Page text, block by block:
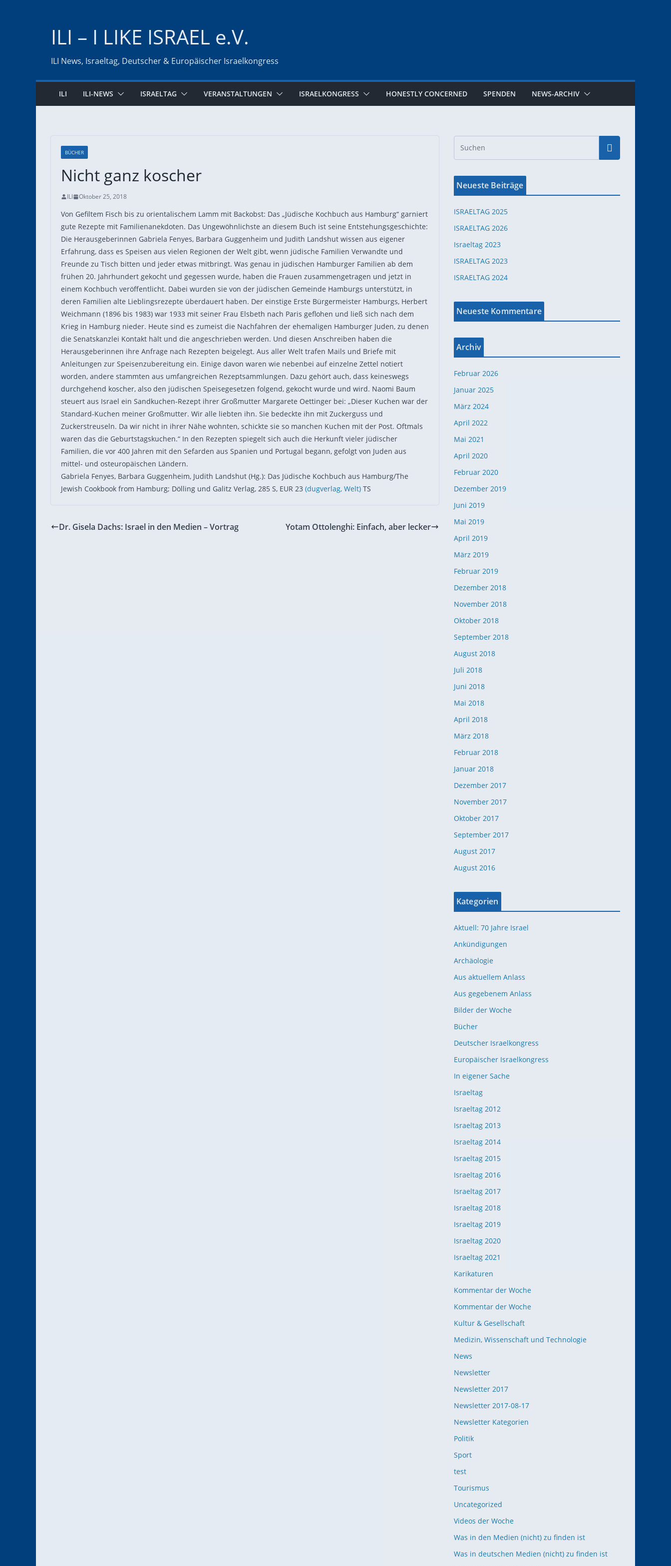
ILI – I LIKE ISRAEL e.V.
ILI News, Israeltag, Deutscher & Europäischer Israelkongress
ILI ILI-NEWS ISRAELTAG VERANSTALTUNGEN ISRAELKONGRESS HONESTLY CONCERNED SPENDEN NEWS-ARCHIV
BÜCHER
Nicht ganz koscher
ILI Oktober 25, 2018
Von Gefiltem Fisch bis zu orientalischem Lamm mit Backobst: Das „Jüdische Kochbuch aus Hamburg“ garniert
gute Rezepte mit Familienanekdoten. Das Ungewöhnlichste an diesem Buch ist seine Entstehungsgeschichte:
Die Herausgeberinnen Gabriela Fenyes, Barbara Guggenheim und Judith Landshut wissen aus eigener
Erfahrung, dass es Speisen aus vielen Regionen der Welt gibt, wenn jüdische Familien Verwandte und
Freunde zu Tisch bitten und jeder etwas mitbringt. Was genau in jüdischen Hamburger Familien ab dem
frühen 20. Jahrhundert gekocht und gegessen wurde, haben die Frauen zusammengetragen und jetzt in
einem Kochbuch veröffentlicht. Dabei wurden sie von der jüdischen Gemeinde Hamburgs unterstützt, in
deren Familien alte Lieblingsrezepte überdauert haben. Der einstige Erste Bürgermeister Hamburgs, Herbert
Weichmann (1896 bis 1983) war 1933 mit seiner Frau Elsbeth nach Paris geflohen und ließ sich nach dem
Krieg in Hamburg nieder. Heute sind es zumeist die Nachfahren der ehemaligen Hamburger Juden, zu denen
die Senatskanzlei Kontakt hält und die angeschrieben werden. Und diesen Anschreiben haben die
Herausgeberinnen ihre Anfrage nach Rezepten beigelegt. Aus aller Welt trafen Mails und Briefe mit
Anleitungen zur Speisenzubereitung ein. Einige davon waren wie nebenbei auf einzelne Zettel notiert
worden, andere stammten aus umfangreichen Rezeptsammlungen. Dazu gehört auch, dass keineswegs
durchgehend koscher, also den jüdischen Speisegesetzen folgend, gekocht wurde und wird. Naomi Baum
steuert aus Israel ein Sandkuchen-Rezept ihrer Großmutter Margarete Oettinger bei: „Dieser Kuchen war der
Standard-Kuchen meiner Großmutter. Wir alle liebten ihn. Sie bedeckte ihn mit Zuckerguss und
Zuckerstreuseln. Da wir nicht in ihrer Nähe wohnten, schickte sie so manchen Kuchen mit der Post. Oftmals
waren das die Geburtstagskuchen.“ In den Rezepten spiegelt sich auch die Herkunft vieler jüdischer
Familien, die vor 400 Jahren mit den Sefarden aus Spanien und Portugal begann, gefolgt von Juden aus
mittel- und osteuropäischen Ländern.
Gabriela Fenyes, Barbara Guggenheim, Judith Landshut (Hg.): Das Jüdische Kochbuch aus Hamburg/The
Jewish Cookbook from Hamburg; Dölling und Galitz Verlag, 285 S, EUR 23 (dugverlag, Welt) TS
Dr. Gisela Dachs: Israel in den Medien – Vortrag Yotam Ottolenghi: Einfach, aber lecker
Neueste Beiträge
ISRAELTAG 2025
ISRAELTAG 2026
Israeltag 2023
ISRAELTAG 2023
ISRAELTAG 2024
Neueste Kommentare
Archiv
Februar 2026
Januar 2025
März 2024
April 2022
Mai 2021
April 2020
Februar 2020
Dezember 2019
Juni 2019
Mai 2019
April 2019
März 2019
Februar 2019
Dezember 2018
November 2018
Oktober 2018
September 2018
August 2018
Juli 2018
Juni 2018
Mai 2018
April 2018
März 2018
Februar 2018
Januar 2018
Dezember 2017
November 2017
Oktober 2017
September 2017
August 2017
August 2016
Kategorien
Aktuell: 70 Jahre Israel
Ankündigungen
Archäologie
Aus aktuellem Anlass
Aus gegebenem Anlass
Bilder der Woche
Bücher
Deutscher Israelkongress
Europäischer Israelkongress
In eigener Sache
Israeltag
Israeltag 2012
Israeltag 2013
Israeltag 2014
Israeltag 2015
Israeltag 2016
Israeltag 2017
Israeltag 2018
Israeltag 2019
Israeltag 2020
Israeltag 2021
Karikaturen
Kommentar der Woche
Kommentar der Woche
Kultur & Gesellschaft
Medizin, Wissenschaft und Technologie
News
Newsletter
Newsletter 2017
Newsletter 2017-08-17
Newsletter Kategorien
Politik
Sport
test
Tourismus
Uncategorized
Videos der Woche
Was in den Medien (nicht) zu finden ist
Was in deutschen Medien (nicht) zu finden ist